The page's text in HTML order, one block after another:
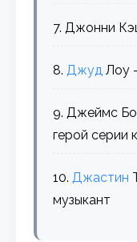
7. Джонни
8.Джуд Лоу
9. Джеймс
герой серии
10.Джастин
музыкант